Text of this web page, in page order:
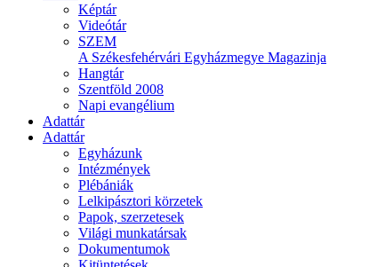
Képtár
Videótár
SZEM
A Székesfehérvári Egyházmegye Magazinja
Hangtár
Szentföld 2008
Napi evangélium
Adattár
Adattár
Egyházunk
Intézmények
Plébániák
Lelkipásztori körzetek
Papok, szerzetesek
Világi munkatársak
Dokumentumok